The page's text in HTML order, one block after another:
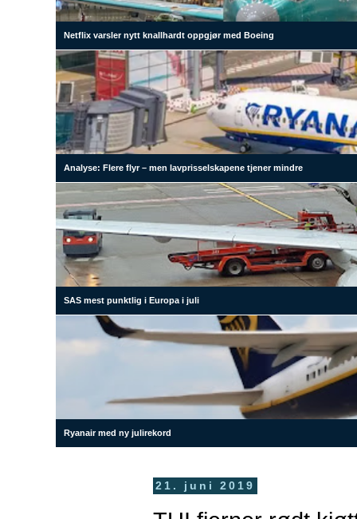
Netflix varsler nytt knallhardt oppgjør med Boeing
Analyse: Flere flyr – men lavprisselskapene tjener mindre
SAS mest punktlig i Europa i juli
Ryanair med ny julirekord
21. juni 2019